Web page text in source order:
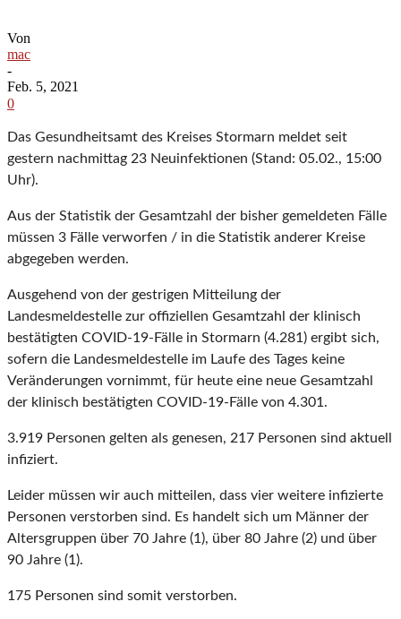
Von
mac
-
Feb. 5, 2021
0
Das Gesundheitsamt des Kreises Stormarn meldet seit
gestern nachmittag 23 Neuinfektionen (Stand: 05.02., 15:00
Uhr).
Aus der Statistik der Gesamtzahl der bisher gemeldeten Fälle
müssen 3 Fälle verworfen / in die Statistik anderer Kreise
abgegeben werden.
Ausgehend von der gestrigen Mitteilung der
Landesmeldestelle zur offiziellen Gesamtzahl der klinisch
bestätigten COVID-19-Fälle in Stormarn (4.281) ergibt sich,
sofern die Landesmeldestelle im Laufe des Tages keine
Veränderungen vornimmt, für heute eine neue Gesamtzahl
der klinisch bestätigten COVID-19-Fälle von 4.301.
3.919 Personen gelten als genesen, 217 Personen sind aktuell
infiziert.
Leider müssen wir auch mitteilen, dass vier weitere infizierte
Personen verstorben sind. Es handelt sich um Männer der
Altersgruppen über 70 Jahre (1), über 80 Jahre (2) und über
90 Jahre (1).
175 Personen sind somit verstorben.